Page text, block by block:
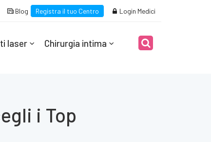
Blog Registra il tuo Centro Login Medici
laser Chirurgia intima
i Top